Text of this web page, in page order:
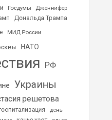
Госдумы
Дженнифер
Дональда Трампа
МИД России
НАТО
РФ
Украины
решетова
день